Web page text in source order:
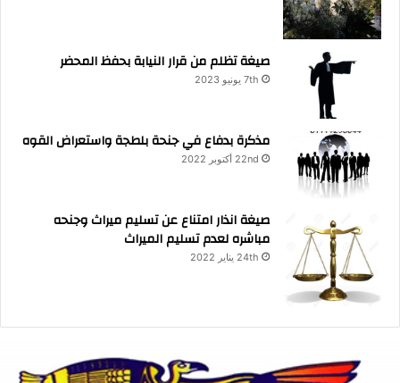
صيغة تظلم من قرار النيابة بحفظ المحضر
7th يونيو 2023
مذكرة بدفاع في جنحة بلطجة واستعراض القوه
22nd أكتوبر 2022
صيغة انذار امتناع عن تسليم ميراث وجنحه
مباشره لعدم تسليم الميراث
24th يناير 2022